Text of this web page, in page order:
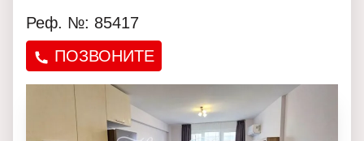
Реф. №: 85417
ПОЗВОНИТЕ